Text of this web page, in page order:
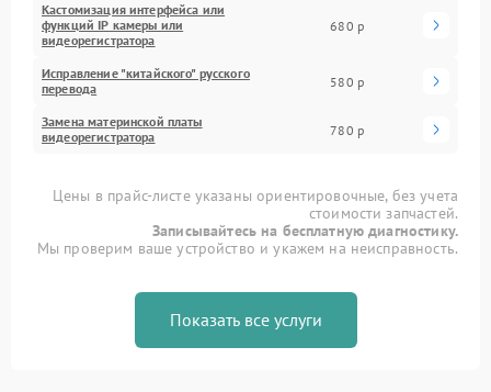
Кастомизация интерфейса или
функций IP камеры или
видеорегистратора
680 р
Исправление "китайского" русского
перевода
580 р
Замена материнской платы
видеорегистратора
780 р
Цены в прайс-листе указаны ориентировочные, без учета
стоимости запчастей.
Записывайтесь на бесплатную диагностику.
Мы проверим ваше устройство и укажем на неисправность.
Показать все услуги